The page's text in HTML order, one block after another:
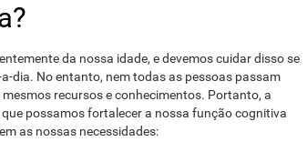
da nossa idade, e devemos cuidar disso se
dia. No entanto, nem todas as pessoas passam
recursos e conhecimentos. Portanto, a
possamos fortalecer a nossa função cognitiva
as nossas necessidades: